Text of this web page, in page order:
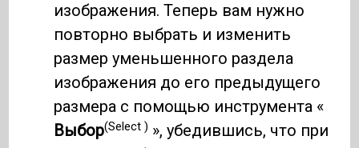
изображения. Теперь вам нужно
повторно выбрать и изменить
размер уменьшенного раздела
изображения до его предыдущего
размера с помощью инструмента «
Выбор(Select ) », убедившись, что при